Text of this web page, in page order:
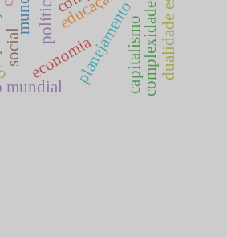
complexidade
economia capitalismo
social
mundial